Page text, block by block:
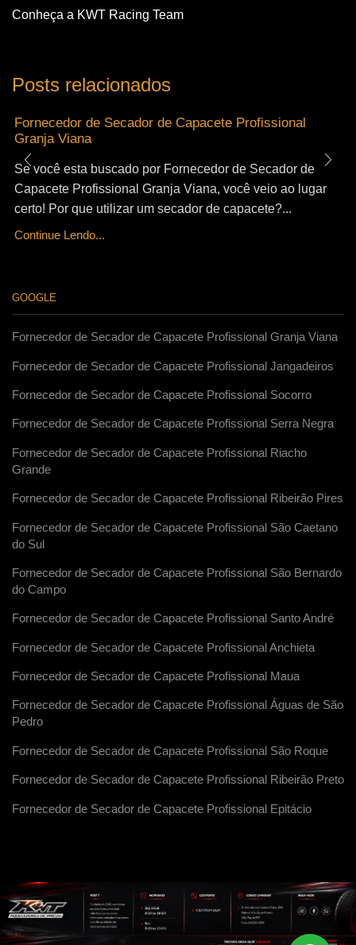
Conheça a KWT Racing Team
Posts relacionados
Fornecedor de Secador de Capacete Profissional
Granja Viana
Se você esta buscado por Fornecedor de Secador de
Capacete Profissional Granja Viana, você veio ao lugar
certo! Por que utilizar um secador de capacete?...
Continue Lendo...
GOOGLE
Fornecedor de Secador de Capacete Profissional Granja Viana
Fornecedor de Secador de Capacete Profissional Jangadeiros
Fornecedor de Secador de Capacete Profissional Socorro
Fornecedor de Secador de Capacete Profissional Serra Negra
Fornecedor de Secador de Capacete Profissional Riacho
Grande
Fornecedor de Secador de Capacete Profissional Ribeirão Pires
Fornecedor de Secador de Capacete Profissional São Caetano
do Sul
Fornecedor de Secador de Capacete Profissional São Bernardo
do Campo
Fornecedor de Secador de Capacete Profissional Santo André
Fornecedor de Secador de Capacete Profissional Anchieta
Fornecedor de Secador de Capacete Profissional Maua
Fornecedor de Secador de Capacete Profissional Águas de São
Pedro
Fornecedor de Secador de Capacete Profissional São Roque
Fornecedor de Secador de Capacete Profissional Ribeirão Preto
Fornecedor de Secador de Capacete Profissional Epitácio